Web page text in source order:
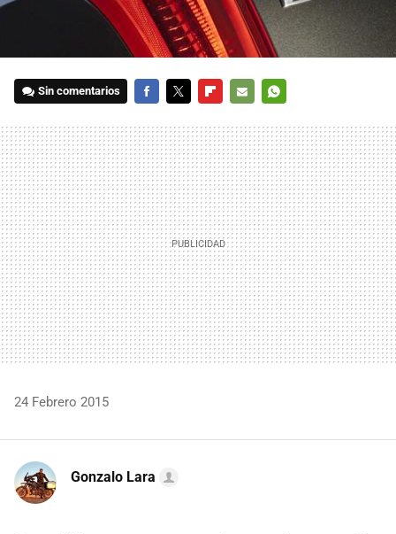
Sin comentarios
MAIL
24 Febrero 2015
Gonzalo Lara